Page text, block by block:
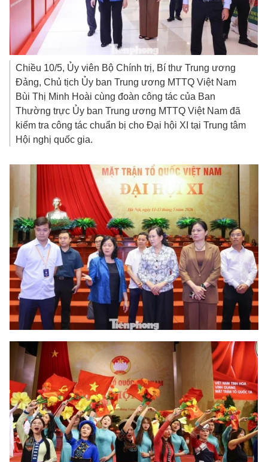
Chiều 10/5, Ủy viên Bộ Chính trị, Bí thư Trung ương
Đảng, Chủ tịch Ủy ban Trung ương MTTQ Việt Nam
Bùi Thị Minh Hoài cùng đoàn công tác của Ban
Thường trực Ủy ban Trung ương MTTQ Việt Nam đã
kiểm tra công tác chuẩn bị cho Đại hội XI tại Trung tâm
Hội nghị quốc gia.